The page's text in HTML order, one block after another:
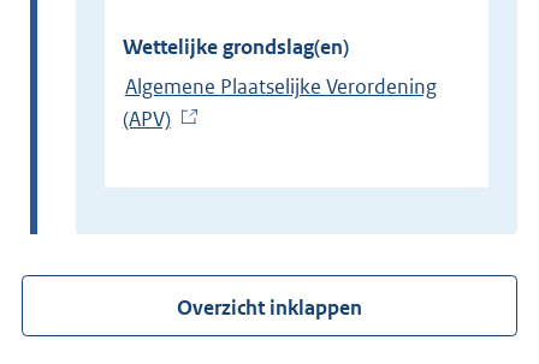
Wettelijke grondslag(en)
Algemene Plaatselijke Verordening
(APV)(
x
r
n
Overzicht inklappen